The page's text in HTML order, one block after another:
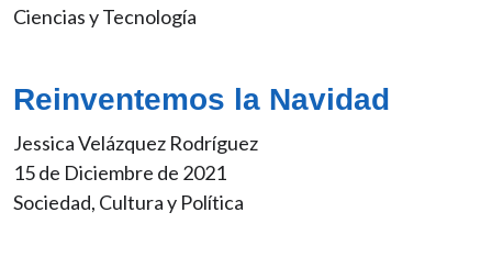
Ciencias y Tecnología
Reinventemos la Navidad
Jessica Velázquez Rodríguez
15 de Diciembre de 2021
Sociedad, Cultura y Política